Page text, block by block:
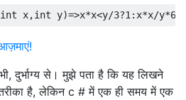
int x,int y)=>x*x<y/3?1 : x*x/y*6
दुर्भाग्य से। मुझे पता है कि यह लिखने
है, लेकिन c # में एक ही समय में एक